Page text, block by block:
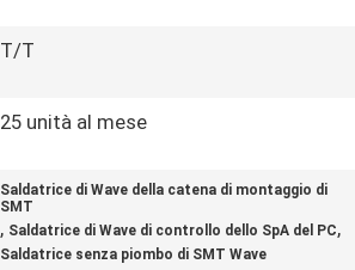
T/T
25 unità al mese
Saldatrice di Wave della catena di montaggio di
SMT
, Saldatrice di Wave di controllo dello SpA del PC,
Saldatrice senza piombo di SMT Wave